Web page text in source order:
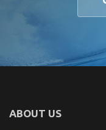
ABOUT US